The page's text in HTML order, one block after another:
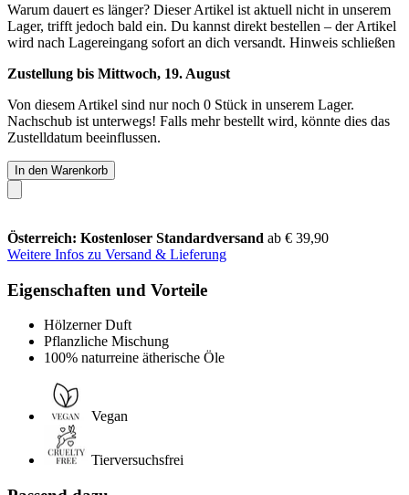
Warum dauert es länger? Dieser Artikel ist aktuell nicht in unserem
Lager, trifft jedoch bald ein. Du kannst direkt bestellen – der Artikel
wird nach Lagereingang sofort an dich versandt. Hinweis schließen
Zustellung bis Mittwoch, 19. August
Von diesem Artikel sind nur noch 0 Stück in unserem Lager.
Nachschub ist unterwegs! Falls mehr bestellt wird, könnte dies das
Zustelldatum beeinflussen.
In den Warenkorb
Österreich: Kostenloser Standardversand ab € 39,90
Weitere Infos zu Versand & Lieferung
Eigenschaften und Vorteile
Hölzerner Duft
Pflanzliche Mischung
100% naturreine ätherische Öle
Vegan
Tierversuchsfrei